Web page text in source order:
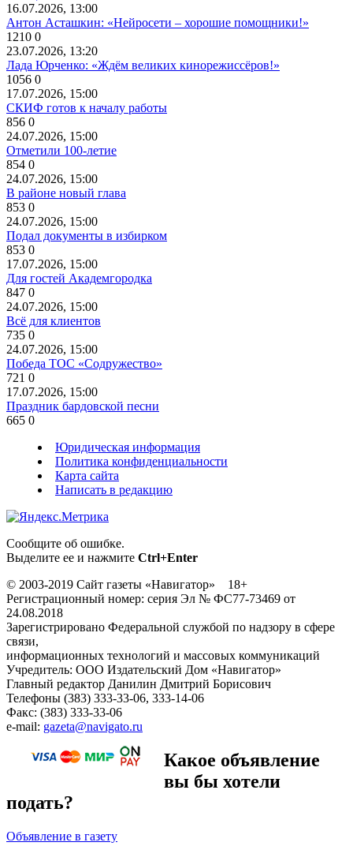
16.07.2026, 13:00
Антон Асташкин: «Нейросети – хорошие помощники!»
1210 0
23.07.2026, 13:20
Лада Юрченко: «Ждём великих кинорежиссёров!»
1056 0
17.07.2026, 15:00
СКИФ готов к началу работы
856 0
24.07.2026, 15:00
Отметили 100-летие
854 0
24.07.2026, 15:00
В районе новый глава
853 0
24.07.2026, 15:00
Подал документы в избирком
853 0
17.07.2026, 15:00
Для гостей Академгородка
847 0
24.07.2026, 15:00
Всё для клиентов
735 0
24.07.2026, 15:00
Победа ТОС «Содружество»
721 0
17.07.2026, 15:00
Праздник бардовской песни
665 0
Юридическая информация
Политика конфиденциальности
Карта сайта
Написать в редакцию
Сообщите об ошибке.
Выделите ее и нажмите Ctrl+Enter
© 2003-2019 Сайт газеты «Навигатор» 18+
Регистрационный номер: серия Эл № ФС77-73469 от
24.08.2018
Зарегистрировано Федеральной службой по надзору в сфере
связи,
информационных технологий и массовых коммуникаций
Учредитель: ООО Издательский Дом «Навигатор»
Главный редактор Данилин Дмитрий Борисович
Телефоны (383) 333-33-06, 333-14-06
Факс: (383) 333-33-06
e-mail: gazeta@navigato.ru
Какое объявление
вы бы хотели
подать?
Объявление в газету